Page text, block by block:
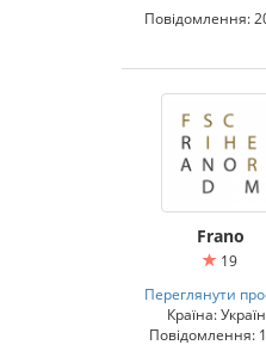
Повідомлення:
Frano
19
Переглянути
Країна:
Повідомлення: